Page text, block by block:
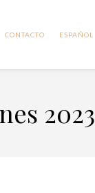
CONTACTO ESPAÑOL
2023